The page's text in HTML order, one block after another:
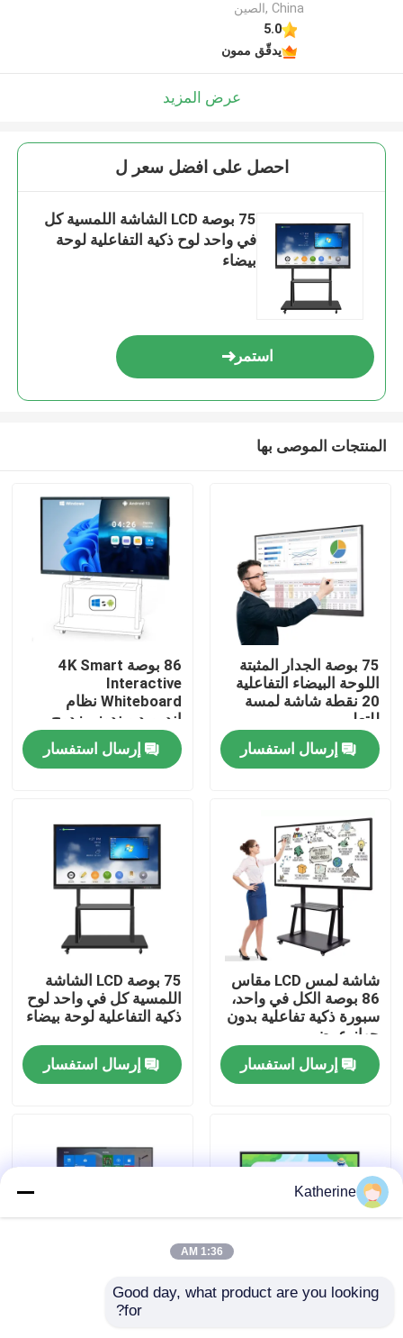
منزل
المنتجات
أشرطة فيديو
حول بنا
جولة في المعمل
اتصل بنا
أخبار
China ,الصين
5.0
يدقّق ممون
عرض المزيد
احصل على افضل سعر ل
75 بوصة LCD الشاشة اللمسية كل
في واحد لوح ذكية التفاعلية لوحة
بيضاء
استمر
المنتجات الموصى بها
75 بوصة الجدار المثبتة
اللوحة البيضاء التفاعلية
20 نقطة شاشة لمسة
للتعليم
إرسال استفسار
86 بوصة 4K Smart
Interactive
Whiteboard نظام
اندرويد ويندوز مزدوج
النظام 20 نقطة لمسة
مكبر الصوتإرسال استفسار
شاشة لمس LCD مقاس
86 بوصة الكل في واحد،
سبورة ذكية تفاعلية بدون
جهاز عرض
إرسال استفسار
75 بوصة LCD الشاشة
اللمسية كل في واحد لوح
ذكية التفاعلية لوحة بيضاء
إرسال استفسار
86 بوصة السبورة
شاشة LCD السبورة
التفاعلية الذكية
Katherine
1:36 AM
Good day, what product are you looking
for?